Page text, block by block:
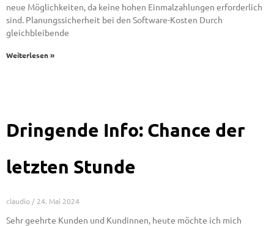
neue Möglichkeiten, da keine hohen Einmalzahlungen erforderlich
sind. Planungssicherheit bei den Software-Kosten Durch
gleichbleibende
Weiterlesen »
Dringende Info: Chance der
letzten Stunde
claudio 24. Mai 2024
Sehr geehrte Kunden und Kundinnen, heute möchte ich mich